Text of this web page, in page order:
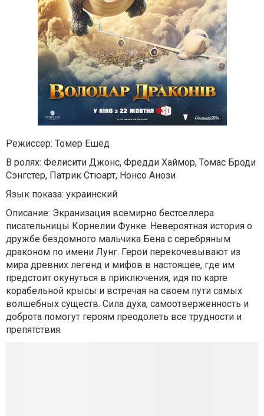
Режиссер: Томер Ешед
В ролях: Фелисити Джонс, Фредди Хаймор, Томас Броди
Сэнгстер, Патрик Стюарт, Нонсо Анози
Язык показа: украинский
Описание: Экранизация всемирно бестселлера
писательницы Корнелии Функе. Невероятная история о
дружбе бездомного мальчика Бена с серебряным
драконом по имени Лунг. Герои перекочевывают из
мира древних легенд и мифов в настоящее, где им
предстоит окунуться в приключения, идя по карте
корабельной крысы и встречая на своем пути самых
волшебных существ. Сила духа, самоотверженность и
доброта помогут героям преодолеть все трудности и
препятствия.